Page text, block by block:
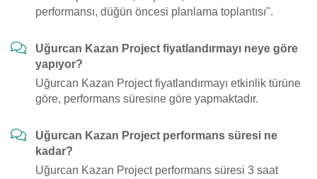
performansı, düğün öncesi planlama toplantısı".
Uğurcan Kazan Project fiyatlandırmayı neye göre
yapıyor?
Uğurcan Kazan Project fiyatlandırmayı etkinlik türüne
göre, performans süresine göre yapmaktadır.
Uğurcan Kazan Project performans süresi ne
kadar?
Uğurcan Kazan Project performans süresi 3 saat